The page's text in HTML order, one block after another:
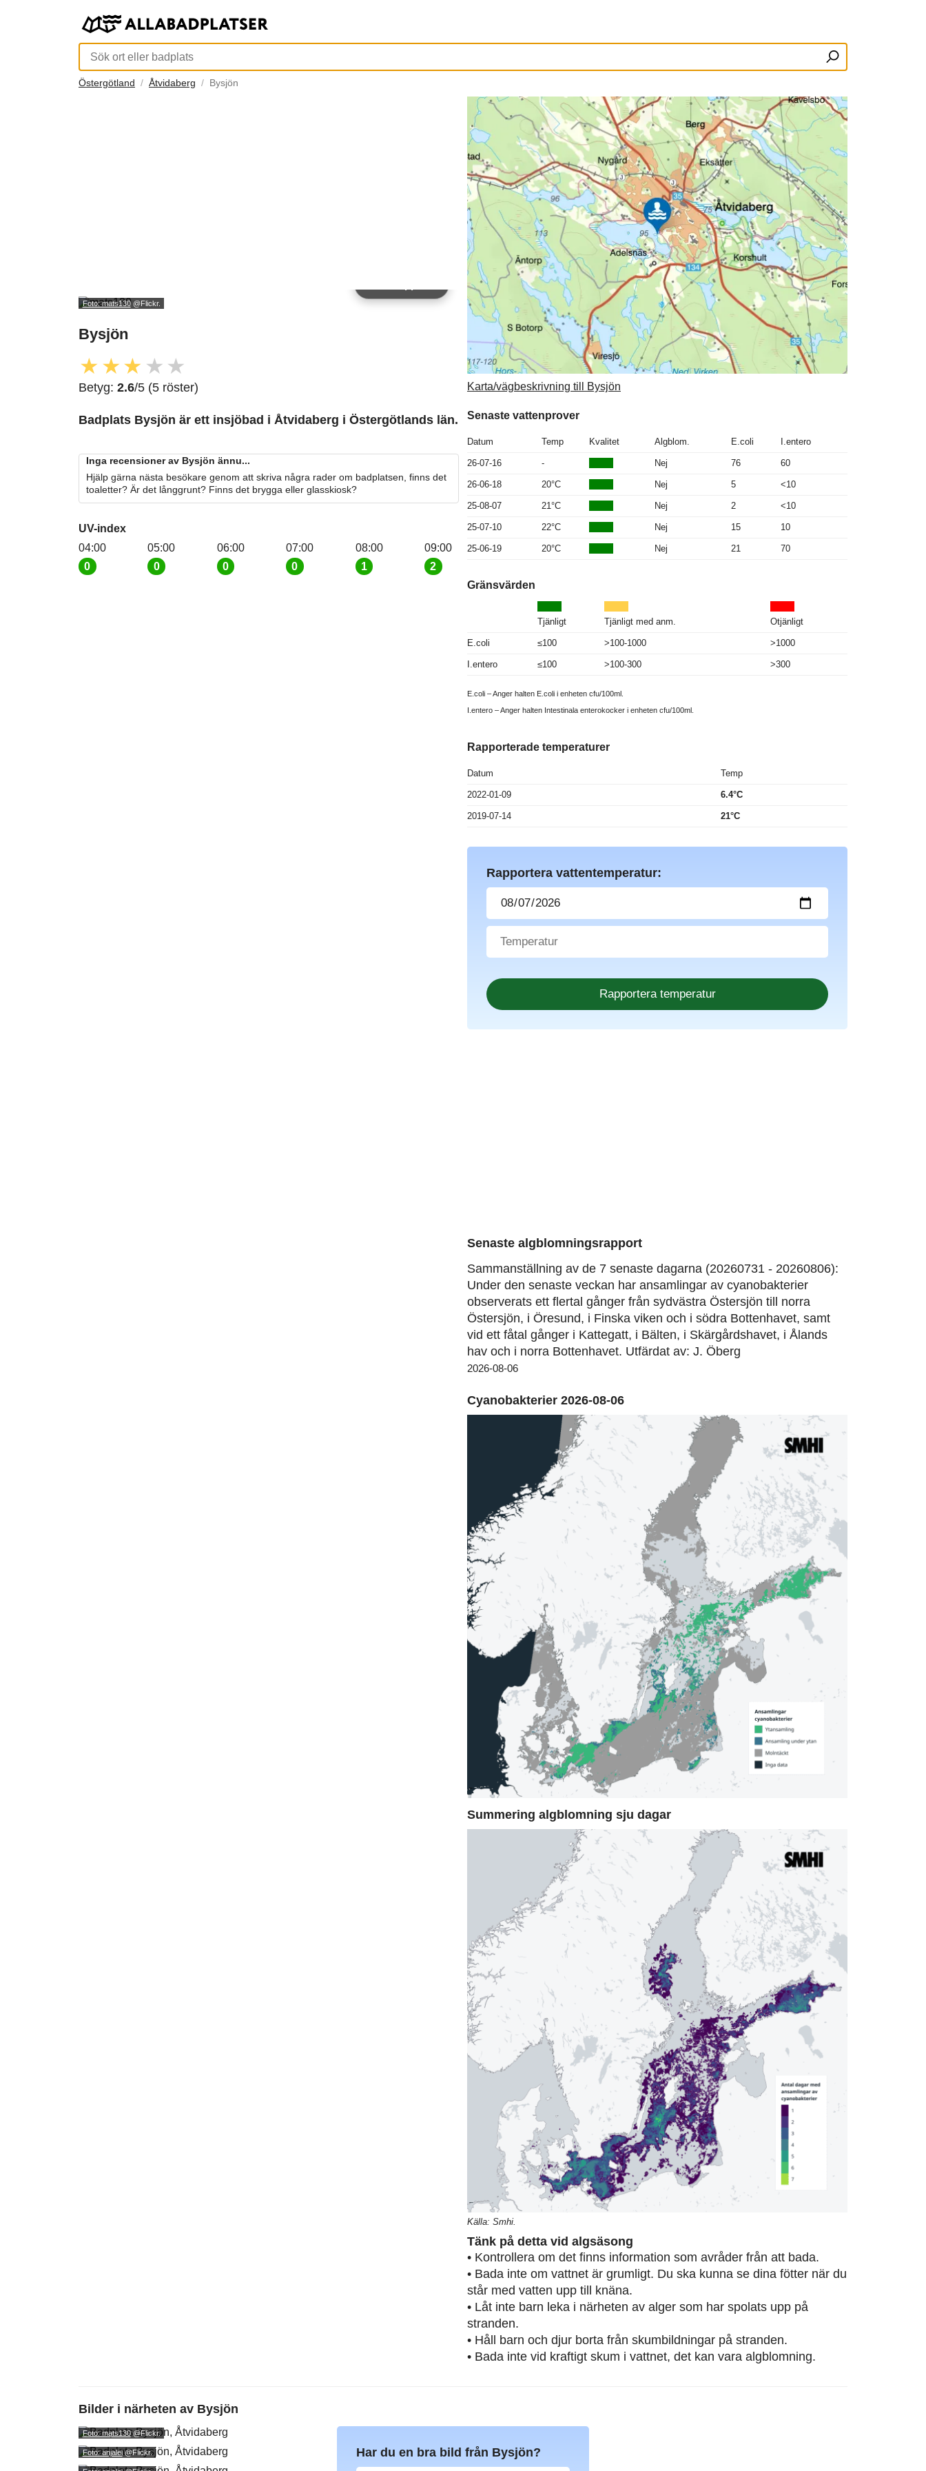
Östergötland Åtvidaberg Bysjön
Foto: mats130@Flickr.
Bysjön
★ ★★ ★ ★
Betyg: 2.6/5 (5 röster)
Badplats Bysjön är ett insjöbad i Åtvidaberg i Östergötlands län.
Inga recensioner av Bysjön ännu...
Hjälp gärna nästa besökare genom att skriva några rader om badplatsen, finns det
toaletter? Är det långgrunt? Finns det brygga eller glasskiosk?
UV-index
04:00
0
05:00
0
06:00
0
07:00
0
08:00
1
09:00
2
Karta/vägbeskrivning till Bysjön
Senaste vattenprover
Datum Temp Kvalitet Algblom. E.coli I.entero
26-07-16 - Nej 76 60
26-06-18 20°C Nej 5 <10
25-08-07 21°C Nej 2 <10
25-07-10 22°C Nej 15 10
25-06-19 20°C Nej 21 70
Gränsvärden
Tjänligt Tjänligt med anm. Otjänligt
E.coli ≤100 >100-1000 >1000
I.entero ≤100 >100-300 >300
E.coli – Anger halten E.coli i enheten cfu/100ml.
I.entero – Anger halten Intestinala enterokocker i enheten cfu/100ml.
Rapporterade temperaturer
Datum Temp
2022-01-09 6.4°C
2019-07-14 21°C
Rapportera vattentemperatur:
Senaste algblomningsrapport
Sammanställning av de 7 senaste dagarna (20260731 - 20260806):
Under den senaste veckan har ansamlingar av cyanobakterier
observerats ett flertal gånger från sydvästra Östersjön till norra
Östersjön, i Öresund, i Finska viken och i södra Bottenhavet, samt
vid ett fåtal gånger i Kattegatt, i Bälten, i Skärgårdshavet, i Ålands
hav och i norra Bottenhavet. Utfärdat av: J. Öberg
2026-08-06
Cyanobakterier 2026-08-06
Summering algblomning sju dagar
Källa: Smhi.
Tänk på detta vid algsäsong
• Kontrollera om det finns information som avråder från att bada.
• Bada inte om vattnet är grumligt. Du ska kunna se dina fötter när du
står med vatten upp till knäna.
• Låt inte barn leka i närheten av alger som har spolats upp på
stranden.
• Håll barn och djur borta från skumbildningar på stranden.
• Bada inte vid kraftigt skum i vattnet, det kan vara algblomning.
Bilder i närheten av Bysjön
Foto: mats130@Flickr.
Foto: anjalei@Flickr. Har du en bra bild från Bysjön?